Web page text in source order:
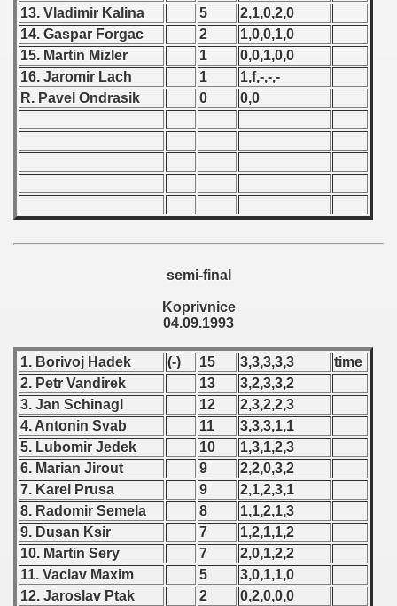
13. Vladimir Kalina
5
2,1,0,2,0
14. Gaspar Forgac
2
1,0,0,1,0
15. Martin Mizler
1
0,0,1,0,0
16. Jaromir Lach
1
1,f,-,-,-
R. Pavel Ondrasik
0 0,0
semi-final
Koprivnice
04.09.1993
1. Borivoj Hadek (-) 15 3,3,3,3,3
time
2. Petr Vandirek
13
3,2,3,3,2
3. Jan Schinagl
12
2,3,2,2,3
4. Antonin Svab
11
3,3,3,1,1
5. Lubomir Jedek
10
1,3,1,2,3
6. Marian Jirout
9
2,2,0,3,2
7. Karel Prusa
9
2,1,2,3,1
8. Radomir Semela
8
1,1,2,1,3
9. Dusan Ksir
7
1,2,1,1,2
10. Martin Sery
7
2,0,1,2,2
11. Vaclav Maxim
5
3,0,1,1,0
12. Jaroslav Ptak
2
0,2,0,0,0
- 1967
- 1968
- 1969
- 1970